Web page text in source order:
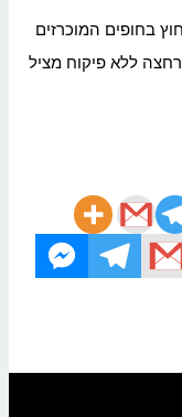
בחופים המוכרזים
ללא פיקוח מציל